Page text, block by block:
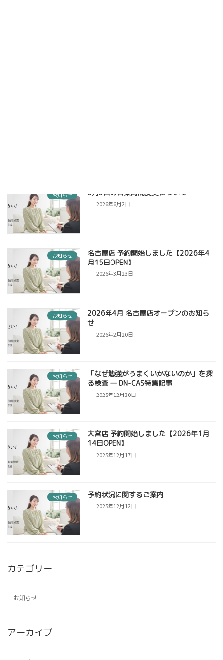
お知らせ 6月3日の営業時間変更について
2026年6月2日
お知らせ
名古屋店 予約開始しました【2026年4
月15日OPEN】
2026年3月23日
お知らせ
2026年4月 名古屋店オープンのお知ら
せ
2026年2月20日
お知らせ
「なぜ勉強がうまくいかないのか」を探
る検査 ― DN-CAS特集記事
2025年12月30日
お知らせ
大宮店 予約開始しました【2026年1月
14日OPEN】
2025年12月17日
お知らせ 予約状況に関するご案内
2025年12月12日
カテゴリー
お知らせ
アーカイブ